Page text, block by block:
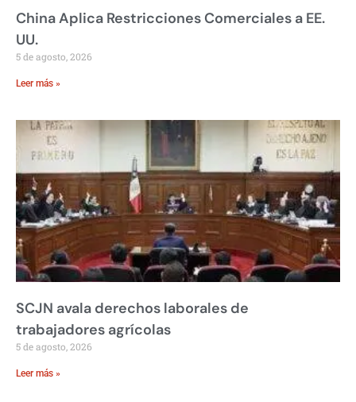
China Aplica Restricciones Comerciales a EE.
UU.
5 de agosto, 2026
Leer más »
SCJN avala derechos laborales de
trabajadores agrícolas
5 de agosto, 2026
Leer más »